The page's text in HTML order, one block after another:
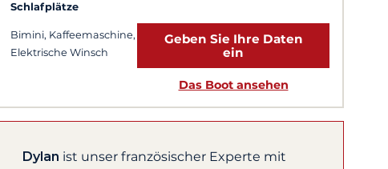
Schlafplätze
Bimini, Kaffeemaschine,
Elektrische Winsch
Geben Sie Ihre Daten
ein
Das Boot ansehen
Dylan ist unser französischer Experte mit